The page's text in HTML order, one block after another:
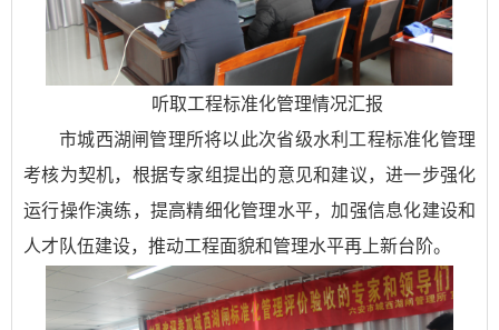
听取工程标准化管理情况汇报
市城西湖闸管理所将以此次省级水利工程标准化管理
考核为契机，根据专家组提出的意见和建议，进一步强化
运行操作演练，提高精细化管理水平，加强信息化建设和
人才队伍建设，推动工程面貌和管理水平再上新台阶。